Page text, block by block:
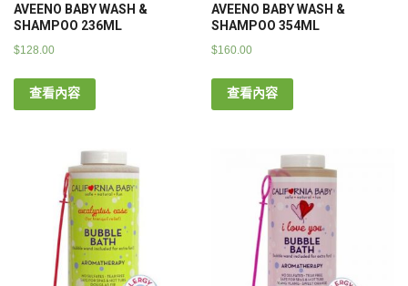
AVEENO BABY WASH &
SHAMPOO 236ML
$128.00
查看內容
AVEENO BABY WASH &
SHAMPOO 354ML
$160.00
查看內容